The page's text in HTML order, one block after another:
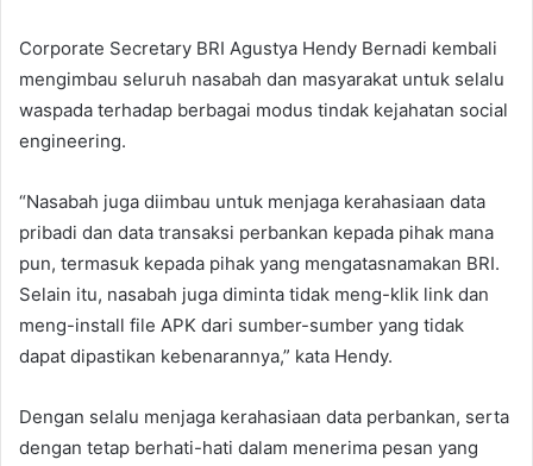
Corporate Secretary BRI Agustya Hendy Bernadi kembali
mengimbau seluruh nasabah dan masyarakat untuk selalu
waspada terhadap berbagai modus tindak kejahatan social
engineering.
“Nasabah juga diimbau untuk menjaga kerahasiaan data
pribadi dan data transaksi perbankan kepada pihak mana
pun, termasuk kepada pihak yang mengatasnamakan BRI.
Selain itu, nasabah juga diminta tidak meng-klik link dan
meng-install file APK dari sumber-sumber yang tidak
dapat dipastikan kebenarannya,” kata Hendy.
Dengan selalu menjaga kerahasiaan data perbankan, serta
dengan tetap berhati-hati dalam menerima pesan yang